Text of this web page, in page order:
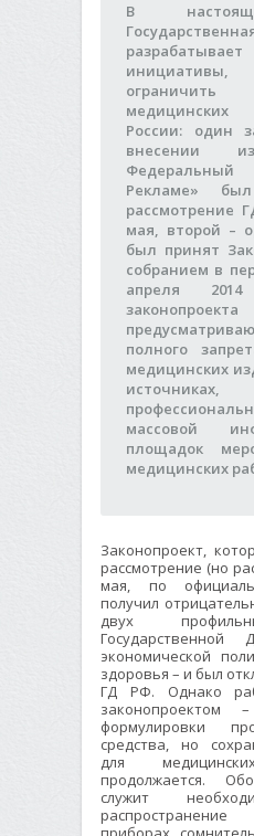
В
инициативы,
России: один
внесении
Рекламе»
рассмотрение
мая, второй –
был принят
собранием в
апреля
законопроекта
полного
медицинских
массовой
площадок
медицинских
Законопроект,
рассмотрение (но
мая, по
получил
двух
экономической
здоровья – и был
ГД РФ. Однако
законопроектом
формулировки
средства, но
для
продолжается.
служит